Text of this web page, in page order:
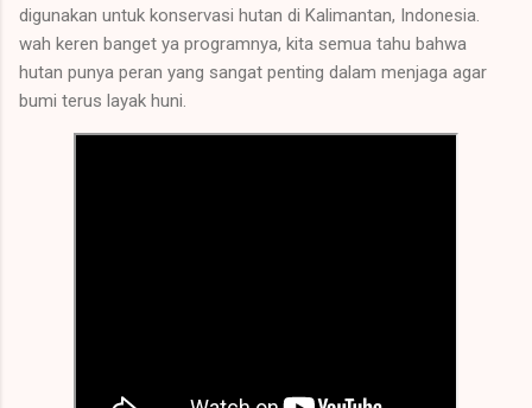
digunakan untuk konservasi hutan di Kalimantan, Indonesia.
wah keren banget ya programnya, kita semua tahu bahwa
hutan punya peran yang sangat penting dalam menjaga agar
bumi terus layak huni.